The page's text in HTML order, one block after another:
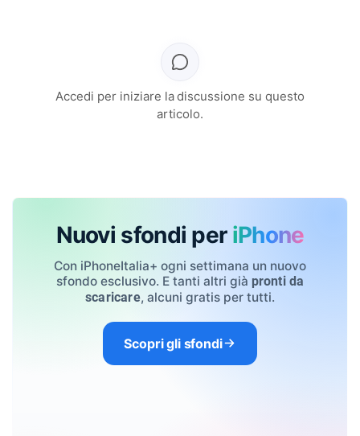
Accedi per iniziare la discussione su questo
articolo.
Nuovi sfondi per iPhone
Con iPhoneItalia+ ogni settimana un nuovo
sfondo esclusivo. E tanti altri già pronti da
scaricare, alcuni gratis per tutti.
Scopri gli sfondi